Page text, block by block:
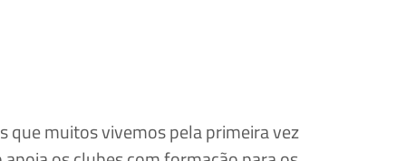
que muitos vivemos pela primeira vez